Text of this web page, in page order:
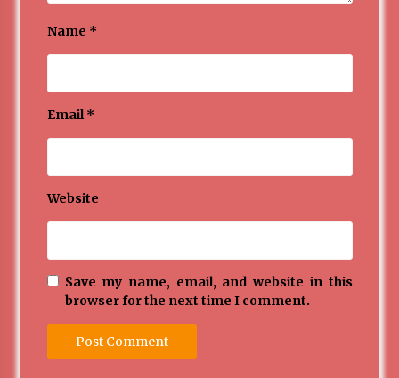
Name *
Email*
Website
Save my name, email, and website in this
browser for the next time I comment.